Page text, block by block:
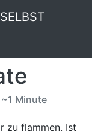
Minute
zu flammen. Ist